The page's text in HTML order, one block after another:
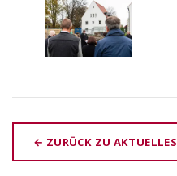
← ZURÜCK ZU AKTUELLES